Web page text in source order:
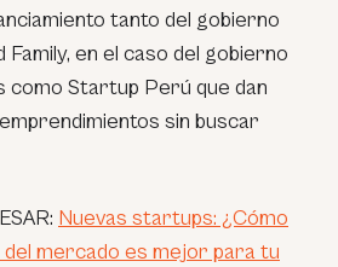
tanto del gobierno
Family, en el caso del gobierno
Startup Perú que dan
sin buscar
Nuevas startups: ¿Cómo
mercado es mejor para tu